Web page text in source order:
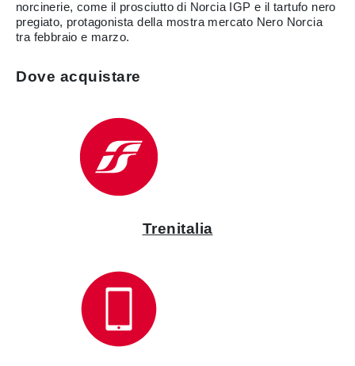
norcinerie, come il prosciutto di Norcia IGP e il tartufo nero
pregiato, protagonista della mostra mercato Nero Norcia
tra febbraio e marzo.
Dove acquistare
Trenitalia